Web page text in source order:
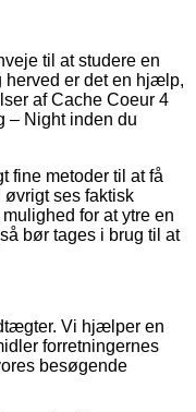
til at studere en
herved er det en hjælp,
af Cache Coeur 4
– Night inden du
fine metoder til at få
ses faktisk
for at ytre en
bør tages i brug til at
Vi hjælper en
forretningernes
besøgende